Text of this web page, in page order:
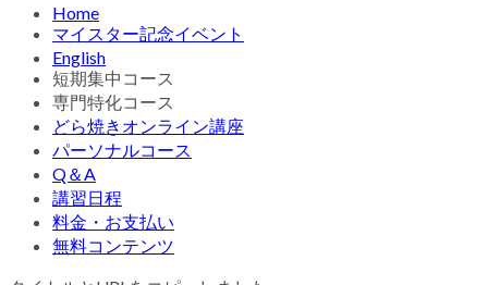
Home
マイスター記念イベント
English
短期集中コース
専門特化コース
どら焼きオンライン講座
パーソナルコース
Q＆A
講習日程
料金・お支払い
無料コンテンツ